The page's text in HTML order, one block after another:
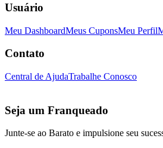
Usuário
Meu DashboardMeus CuponsMeu Perfil
Contato
Central de AjudaTrabalhe Conosco
Seja um Franqueado
Junte-se ao Barato e impulsione seu